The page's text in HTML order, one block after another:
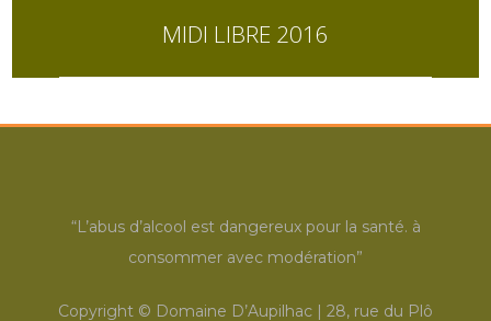
MIDI LIBRE 2016
“L’abus d’alcool est dangereux pour la santé. à
consommer avec modération”
Copyright © Domaine D’Aupilhac | 28, rue du Plô